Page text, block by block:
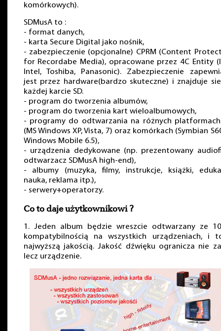
komórkowych).
SDMusA to :
- format danych,
- karta Secure Digital jako nośnik,
- zabezpieczenie (opcjonalne) CPRM (Content
for Recordabe Media), opracowane przez 4C Entity
Intel, Toshiba, Panasonic). Zabezpieczenie
jest przez hardware(bardzo skuteczne) i znajduje
każdej karcie SD.
- program do tworzenia albumów,
- program do tworzenia kart wieloalbumowych,
- programy do odtwarzania na różnych platformach
(MS Windows XP, Vista, 7) oraz komórkach (Symbian
Windows Mobile 6.5),
- urządzenia dedykowane (np. prezentowany
odtwarzacz SDMusA high-end),
- albumy (muzyka, filmy, instrukcje, książki,
nauka, reklama itp.),
- serwery+operatorzy.
Co to daje użytkownikowi ?
1. Jeden album będzie wreszcie odtwarzany ze
kompatybilnością na wszystkich urządzeniach, i
najwyższą jakością. Jakość dźwięku ogranicza nie
lecz urządzenie.